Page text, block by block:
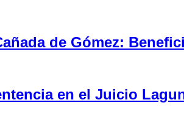
de Gómez:
en el Juicio